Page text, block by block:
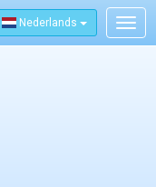
Nederlands